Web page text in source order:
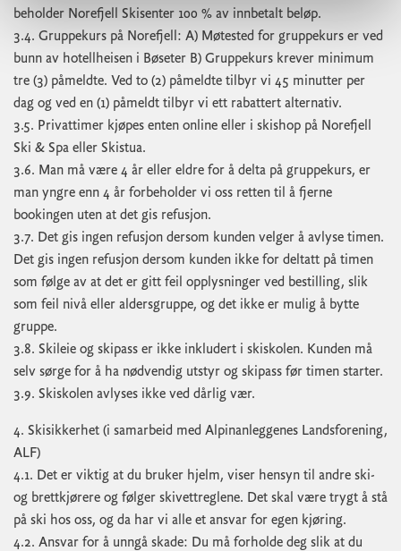
beholder Norefjell Skisenter 100 % av innbetalt beløp.
3.4. Gruppekurs på Norefjell: A) Møtested for gruppekurs er ved
bunn av hotellheisen i Bøseter B) Gruppekurs krever minimum
tre (3) påmeldte. Ved to (2) påmeldte tilbyr vi 45 minutter per
dag og ved en (1) påmeldt tilbyr vi ett rabattert alternativ.
3.5. Privattimer kjøpes enten online eller i skishop på Norefjell
Ski & Spa eller Skistua.
3.6. Man må være 4 år eller eldre for å delta på gruppekurs, er
man yngre enn 4 år forbeholder vi oss retten til å fjerne
bookingen uten at det gis refusjon.
3.7. Det gis ingen refusjon dersom kunden velger å avlyse timen.
Det gis ingen refusjon dersom kunden ikke for deltatt på timen
som følge av at det er gitt feil opplysninger ved bestilling, slik
som feil nivå eller aldersgruppe, og det ikke er mulig å bytte
gruppe.
3.8. Skileie og skipass er ikke inkludert i skiskolen. Kunden må
selv sørge for å ha nødvendig utstyr og skipass før timen starter.
3.9. Skiskolen avlyses ikke ved dårlig vær.
4. Skisikkerhet (i samarbeid med Alpinanleggenes Landsforening,
ALF)
4.1. Det er viktig at du bruker hjelm, viser hensyn til andre ski-
og brettkjørere og følger skivettreglene. Det skal være trygt å stå
på ski hos oss, og da har vi alle et ansvar for egen kjøring.
4.2. Ansvar for å unngå skade: Du må forholde deg slik at du